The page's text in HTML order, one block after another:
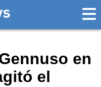
en
el